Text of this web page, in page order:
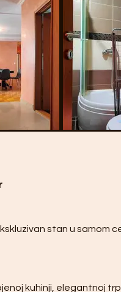
stan u samom
kuhinji, elegantnoj